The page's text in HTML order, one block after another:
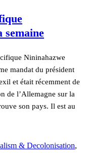
semaine
Nininahazwe
mandat du président
et était récemment de
de l’Allemagne sur la
son pays. Il est au
& Decolonisation,